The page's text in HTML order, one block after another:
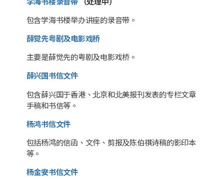
包含学海书楼举办讲座的录音带。
薛觉先粤剧及电影戏桥
主要是薛觉先的粤剧及电影戏桥。
薛兴国书信文件
包含薛兴国于香港、北京和北美报刊发表的专栏文章
手稿和书信等。
杨鸿书信文件
包括杨鸿的信函、文件、剪报及陈伯祺诗稿的影印本
等。
杨金安书信文件